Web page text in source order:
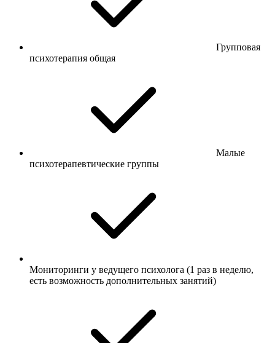
Групповая
психотерапия общая
Малые
психотерапевтические группы
Мониторинги у ведущего психолога (1 раз в неделю,
есть возможность дополнительных занятий)